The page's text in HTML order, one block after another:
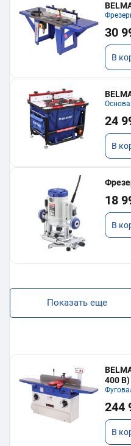
30
В
24
В
18
В
Показать еще
400 В)
244
В